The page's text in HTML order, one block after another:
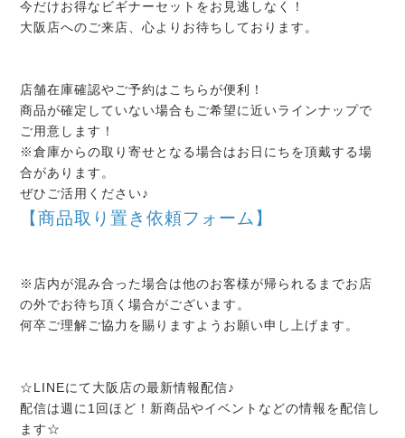
今だけお得なビギナーセットをお見逃しなく！
大阪店へのご来店、心よりお待ちしております。
店舗在庫確認やご予約はこちらが便利！
商品が確定していない場合もご希望に近いラインナップで
ご用意します！
※倉庫からの取り寄せとなる場合はお日にちを頂戴する場
合があります。
ぜひご活用ください♪
【商品取り置き依頼フォーム】
※店内が混み合った場合は他のお客様が帰られるまでお店
の外でお待ち頂く場合がございます。
何卒ご理解ご協力を賜りますようお願い申し上げます。
☆LINEにて大阪店の最新情報配信♪
配信は週に1回ほど！新商品やイベントなどの情報を配信し
ます☆